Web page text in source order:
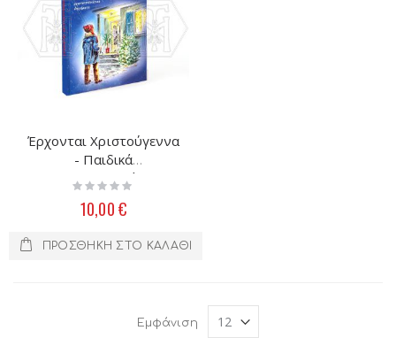
Έρχονται Χριστούγεννα
- Παιδικά
Χριστουγεννιάτικα
Χειροτεχνίες
Rating:
10,00 €
ΠΡΟΣΘΉΚΗ ΣΤΟ ΚΑΛΆΘΙ
Εμφάνιση